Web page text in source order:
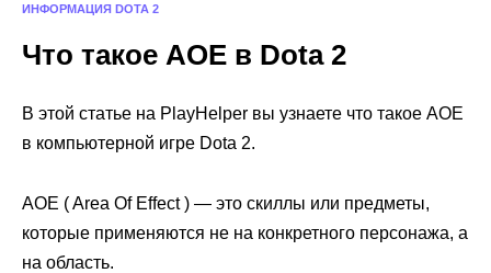
ИНФОРМАЦИЯ DOTA 2
Что такое AOE в Dota 2
В этой статье на PlayHelper вы узнаете что такое AOE
в компьютерной игре Dota 2.
AOE ( Area Of Effect ) — это скиллы или предметы,
которые применяются не на конкретного персонажа, а
на область.